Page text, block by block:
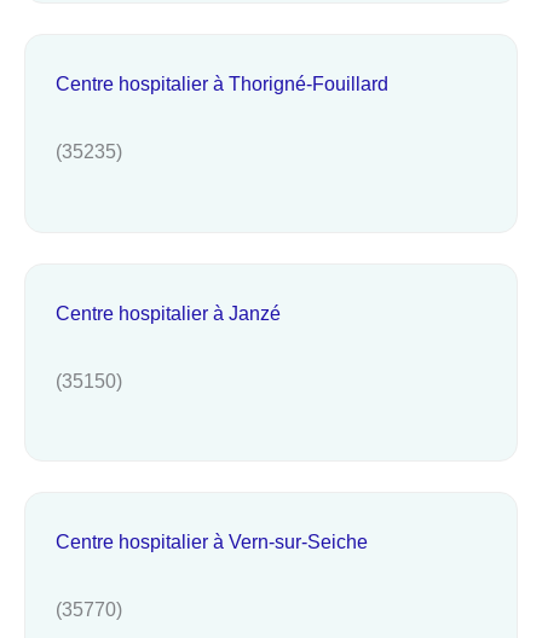
Centre hospitalier à Thorigné-Fouillard
(35235)
Centre hospitalier à Janzé
(35150)
Centre hospitalier à Vern-sur-Seiche
(35770)